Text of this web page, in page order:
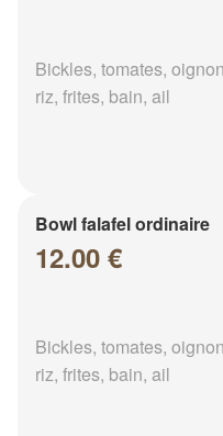
Bickles, tomates,
riz, frites, bain, ail
Bowl falafel ordinaire
12.00 €
Bickles, tomates,
riz, frites, bain, ail